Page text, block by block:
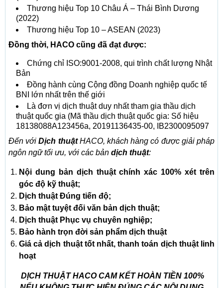
Thương hiệu Top 10 Châu Á – Thái Bình Dương
(2022)
Thương hiệu Top 10 – ASEAN (2023)
Đồng thời, HACO cũng đã đạt được:
Chứng chỉ ISO:9001-2008, qui trình chất lượng Nhật
Bản
Đồng hành cùng Cộng đồng Doanh nghiệp quốc tế
BNI lớn nhất trên thế giới
Là đơn vị dịch thuật duy nhất tham gia thầu dịch
thuật quốc gia (Mã thầu dịch thuật quốc gia: Số hiệu
18138088A123456a, 20191136435-00, IB2300095097
Đến vớiDịch thuậtHACO, khách hàng có được giải pháp
ngôn ngữ tối ưu, với các bản dịch thuật:
Nội dung bản dịch thuật chính xác 100% xét trên
góc độ kỹ thuật;
Dịch thuật Đúng tiến độ;
Bảo mật tuyệt đối văn bản dịch thuật;
Dịch thuật Phục vụ chuyên nghiệp;
Bảo hành trọn đời sản phẩm dịch thuật
Giá cả dịch thuật tốt nhất, thanh toán dịch thuật linh
hoạt
DỊCH THUẬT HACO CAM KẾT HOÀN TIỀN 100%